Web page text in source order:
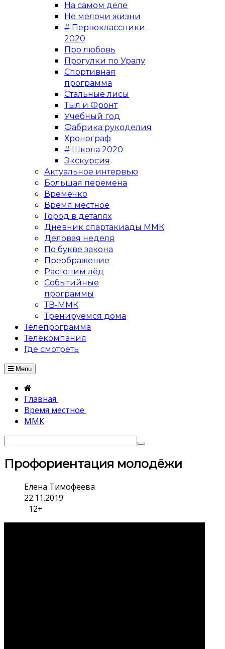
На самом деле
Не мелочи жизни
# Первоклассники
2020
Про любовь
Прогулки по Уралу
Спортивная
программа
Стальные лисы
Тыл и Фронт
Учебный год
Фабрика рукоделия
Хронограф
# Школа 2020
Экскурсия
Актуальное интервью
Большая перемена
Времечко
Время местное
Город в деталях
Дневник спартакиады ММК
Деловая неделя
По букве закона
Преображение
Растопим лёд
Событийные
программы
ТВ-ММК
Тренируемся дома
Телепрограмма
Телекомпания
Где смотреть
Menu
Главная
Время местное
ММК
Профориентация молодёжи
Елена Тимофеева
22.11.2019
12+